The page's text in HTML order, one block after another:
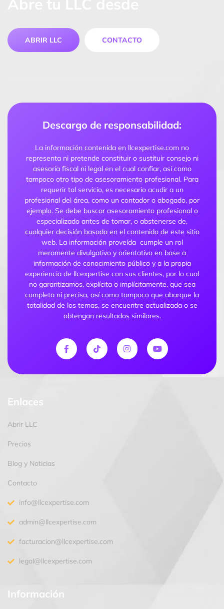
ABRIR LLC CONTACTO
Descargo de responsabilidad:
La información contenida en llcexpertise.com no
representa ni pretende constituir o sustituir consejo ni
asesoría fiscal ni legal en el cual confiar, así como
tampoco otro tipo de asesoramiento profesional. Para
requerir tal servicio, es necesario acudir a un
profesional del área, como un contador o abogado, por
ejemplo. Se debe buscar asesoramiento profesional o
especializado antes de tomar, o abstenerse de,
cualquier decisión basada en el contenido de este sitio
web. La información proveída cumple un rol
meramente divulgativo y orientativo en base a
información de conocimiento público y a la propia
experiencia de llcexpertise con sus clientes, por lo cual
no garantizamos, explícita o implícitamente, que sea
completa ni precisa, así como tampoco que abarque la
totalidad de los temas, se encuentre actualizada o se
obtengan resultados similares.
Enlaces
Abrir LLC
Precios
Blog y Noticias
Contacto
info@llcexpertise.com
admin@llcexpertise.com
facturacion@llcexpertise.com
legal@llcexpertise.com
Información